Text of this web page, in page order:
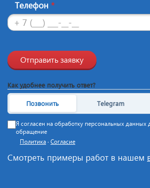
Телефон *
Отправить заявку
Как удобнее получить ответ?
Позвонить Telegram
Я согласен на обработку персональных данных
обращение
Политика · Согласие
Смотреть примеры работ в нашем